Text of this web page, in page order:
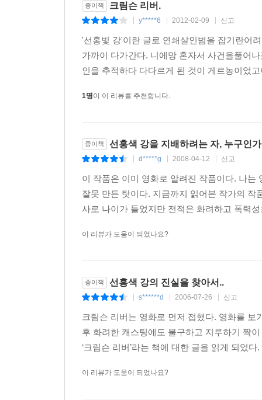
종이책 크림슨 리버.
y*****6 2012-02-09 신고
'선홍빛 강'이란 글로 연쇄살인범을 잡기란어
가까이 다가간다. 니에망 혼자서 사건을풀어
인을 추적하다 다다르게 된 것이 게르농이었
1명이 이 리뷰를 추천합니다.
종이책 선홍색 강을 지배하려는 자, 누구인
d*****g 2008-04-12 신고
이 작품은 이미 영화로 알려진 작품이다. 나
잘못 만든 탓이다. 지금까지 읽어본 작가의
사로 나이가 들었지만 전적은 화려하고 폭력
이 리뷰가 도움이 되었나요?
종이책 선홍색 강의 진실을 찾아서..
s******d 2006-07-26 신고
크림슨 리버는 영화로 먼저 접했다. 영화를 보
후 화려한 캐스팅에도 불구하고 지루하기 짝
‘크림슨 리버’라는 책에 대한 글을 읽게 되었
이 리뷰가 도움이 되었나요?